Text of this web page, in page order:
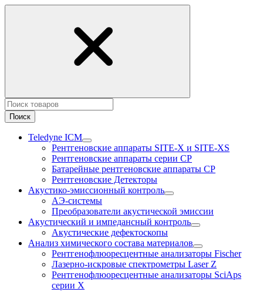
Поиск
Teledyne ICM
Рентгеновские аппараты SITE-X и SITE-XS
Рентгеновские аппараты серии CP
Батарейные рентгеновские аппараты CP
Рентгеновские Детекторы
Акустико-эмисcионный контроль
АЭ-системы
Преобразователи акустической эмиссии
Акустический и импедансный контроль
Акустические дефектоскопы
Анализ химического состава материалов
Рентгенофлюоресцентные анализаторы Fischer
Лазерно-искровые спектрометры Laser Z
Рентгенофлюоресцентные анализаторы SciAps
серии Х